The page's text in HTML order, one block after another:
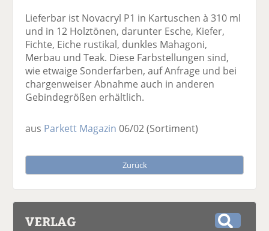
Lieferbar ist Novacryl P1 in Kartuschen à 310 ml
und in 12 Holztönen, darunter Esche, Kiefer,
Fichte, Eiche rustikal, dunkles Mahagoni,
Merbau und Teak. Diese Farbstellungen sind,
wie etwaige Sonderfarben, auf Anfrage und bei
chargenweiser Abnahme auch in anderen
Gebindegrößen erhältlich.
aus Parkett Magazin 06/02(Sortiment)
Zurück
VERLAG